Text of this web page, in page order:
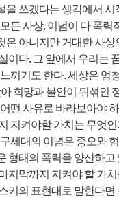
을 쓰겠다는 생각에서
든 사상, 이념이 다 폭력
은 아니지만 거대한 사상
이다. 그 앞에서 우리는
끼기도 한다. 세상은 엄
희망과 불안이 뒤섞인
떤 사유로 바라보아야
지켜야할 가치는 무엇
세대의 이념은 증오와
형태의 폭력을 양산하고
지막까지 지켜야 할 가
키의 표현대로 말한다면